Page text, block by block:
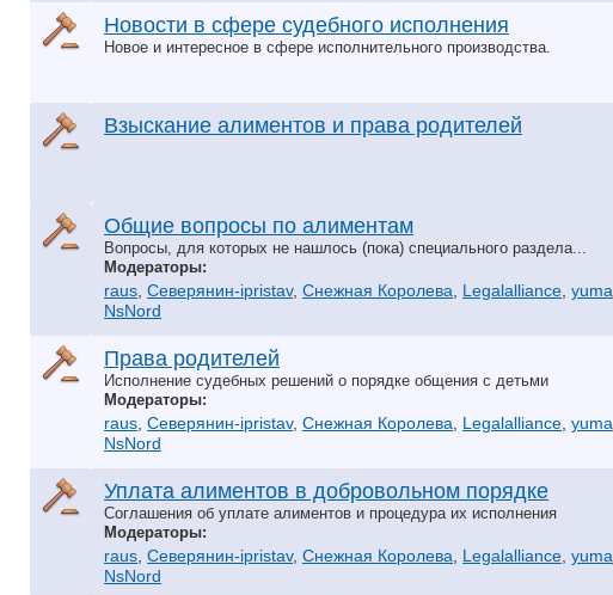
Hовости в сфере судебного исполнения
Новое и интересное в сфере исполнительного производства.
Взыскание алиментов и права родителей
Общие вопросы по алиментам
Вопросы, для которых не нашлось (пока) специального раздела...
Модераторы:
raus Северянин-ipristav, Снежная Королева Legalalliance yuma
NsNord
Права родителей
Исполнение судебных решений о порядке общения с детьми
Модераторы:
raus Северянин-ipristav, Снежная Королева Legalalliance yuma
NsNord
Уплата алиментов в добровольном порядке
Соглашения об уплате алиментов и процедура их исполнения
Модераторы:
raus Северянин-ipristav, Снежная Королева Legalalliance yuma
NsNord